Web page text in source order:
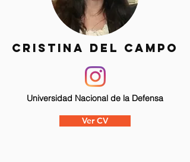
CRISTINA DEL CAMPO
Universidad Nacional de la Defensa
Ver CV